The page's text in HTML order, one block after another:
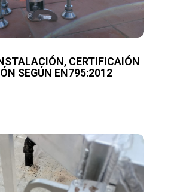
CERTIFICAIÓN
SEGÚN EN795:2012